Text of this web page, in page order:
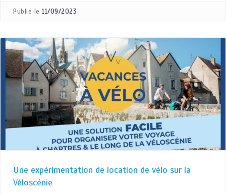
Publié le 11/09/2023
Une expérimentation de location de vélo sur la
Véloscénie